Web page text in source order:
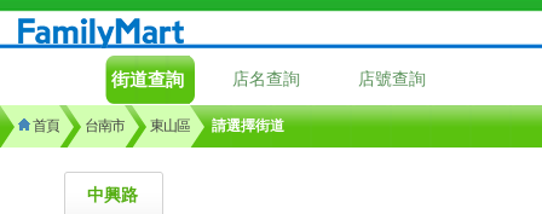
街道查詢 店名查詢 店號查詢
首頁 台南市 東山區 請選擇街道
中興路